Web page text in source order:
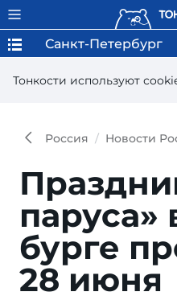
Тонкости используют
Санкт-Петербург
Россия Новости
бурге
28 июня